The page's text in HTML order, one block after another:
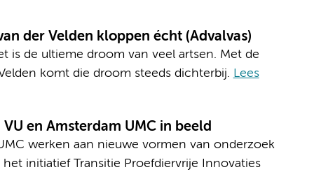
der Velden kloppen écht (Advalvas)
is de ultieme droom van veel artsen. Met de
komt die droom steeds dichterbij. Lees
en Amsterdam UMC in beeld
werken aan nieuwe vormen van onderzoek
initiatief Transitie Proefdiervrije Innovaties